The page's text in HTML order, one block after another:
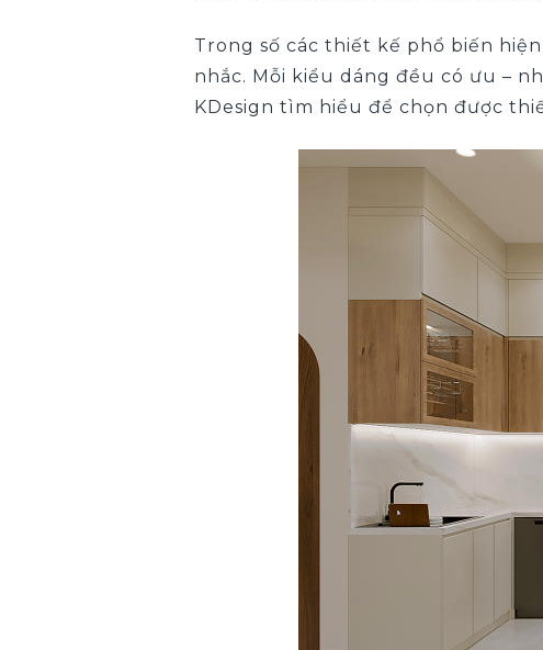
Trong số các thiết kế phổ biến hiện
nhắc. Mỗi kiểu dáng đều có ưu –
KDesign tìm hiểu để chọn được